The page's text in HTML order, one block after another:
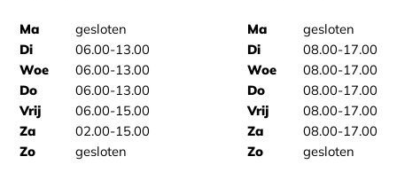
Ma
Di
Woe
Do
Vrij
Za
Zo
gesloten
06.00-13.00
06.00-13.00
06.00-13.00
06.00-15.00
02.00-15.00
gesloten
Ma
Di
Woe
Do
Vrij
Za
Zo
gesloten
08.00-17.00
08.00-17.00
08.00-17.00
08.00-17.00
08.00-17.00
gesloten